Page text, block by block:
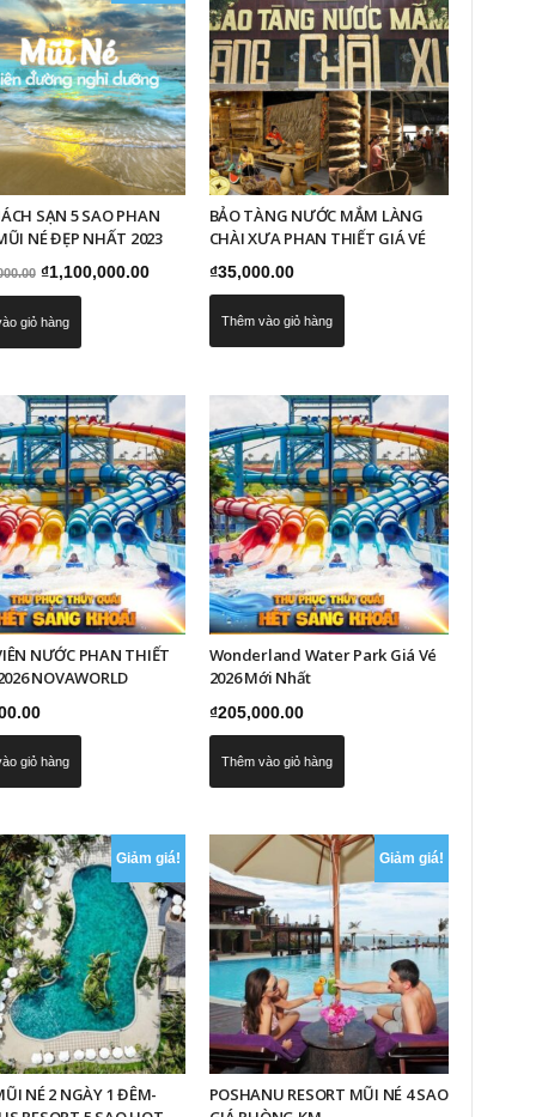
SẠN 5 SAO PHAN
NÉ ĐẸP NHẤT 2023
Giá
gốc
là:
₫1,100,000.00Giá
giỏ hàng
BẢO TÀNG NƯỚC MẮM LÀNG
CHÀI XƯA PHAN THIẾT GIÁ VÉ
₫35,000.00
Thêm vào giỏ hàng
NƯỚC PHAN THIẾT
NOVAWORLD
giỏ hàng
Wonderland Water Park Giá Vé
2026 Mới Nhất
₫205,000.00
Thêm vào giỏ hàng
Giảm giá!
NÉ 2 NGÀY 1 ĐÊM-
Giảm giá!
POSHANU RESORT MŨI NÉ 4 SAO